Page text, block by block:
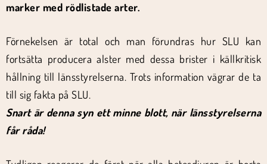
marker med rödlistade arter.
Förnekelsen är total och man förundras hur SLU kan
fortsätta producera alster med dessa brister i källkritisk
hållning till länsstyrelserna. Trots information vägrar de ta
till sig fakta på SLU.
Snart är denna syn ett minne blott, när länsstyrelserna
får råda!